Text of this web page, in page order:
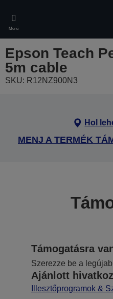
main
content
Menü
Epson Teach
5m cable
SKU: R12NZ900N3
Hol
MENJ A TERMÉK
Támogatásra
Szerezze be a
Ajánlott
Illesztőprogramok &